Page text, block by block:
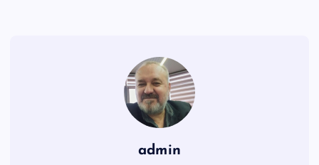
admin